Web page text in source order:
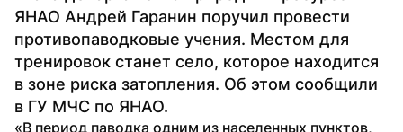
ЯНАО Андрей Гаранин поручил провести
противопаводковые учения. Местом для
тренировок станет село, которое находится
в зоне риска затопления. Об этом сообщили
в ГУ МЧС по ЯНАО.
«В период паводка одним из населенных пунктов,